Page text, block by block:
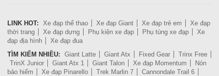
LINK HOT: Xe đạp thể thao Xe đạp Giant Xe đạp trẻ em
Xe đạp
thời trang
Xe đạp dựng Phụ kiện xe đạp Phụ tùng xe đạp
Xe
đạp địa hình
Xe đạp đua
TÌM KIẾM NHIỀU:
Giant Latte Giant Atx Fixed Gear
Trinx Free
TrinX Junior
Giant Atx 1 Giant Talon Xe đạp Momentum
Nón
bảo hiểm
Xe đạp Pinarello Trek Marlin 7
Cannondale Trail 6